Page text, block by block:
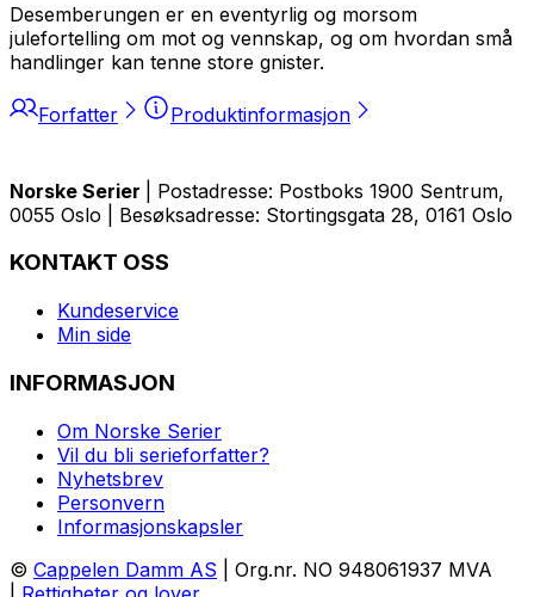
Desemberungen er en eventyrlig og morsom
julefortelling om mot og vennskap, og om hvordan små
handlinger kan tenne store gnister.
Forfatter Produktinformasjon
Norske Serier
| Postadresse: Postboks 1900 Sentrum,
0055 Oslo | Besøksadresse: Stortingsgata 28, 0161 Oslo
KONTAKT OSS
Kundeservice
Min side
INFORMASJON
Om Norske Serier
Vil du bli serieforfatter?
Nyhetsbrev
Personvern
Informasjonskapsler
© Cappelen Damm AS | Org.nr. NO 948061937 MVA